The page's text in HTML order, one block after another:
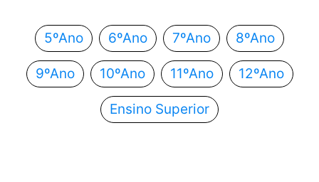
5ºAno 6ºAno 7ºAno 8ºAno
9ºAno 10ºAno 11ºAno 12ºAno
Ensino Superior